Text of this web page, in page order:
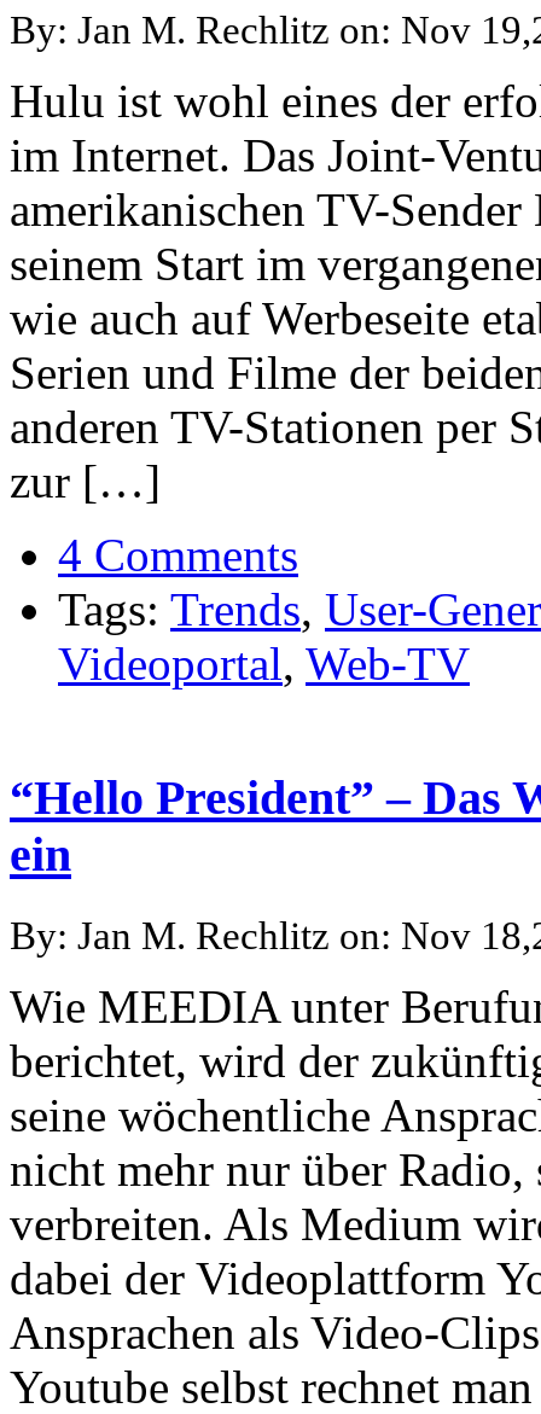
By: Jan M. Rechlitz on: Nov
Hulu ist wohl eines der
im Internet. Das Joint-
amerikanischen TV-
seinem Start im
wie auch auf Werbeseite
Serien und Filme der
anderen TV-Stationen per
zur […]
4 Comments
Tags: Trends, User-
Videoportal, Web-TV
“Hello President” – Das
ein
By: Jan M. Rechlitz on: Nov
Wie MEEDIA unter
berichtet, wird der
seine wöchentliche
nicht mehr nur über
verbreiten. Als Medium
dabei der Videoplattform
Ansprachen als Video-
Youtube selbst rechnet